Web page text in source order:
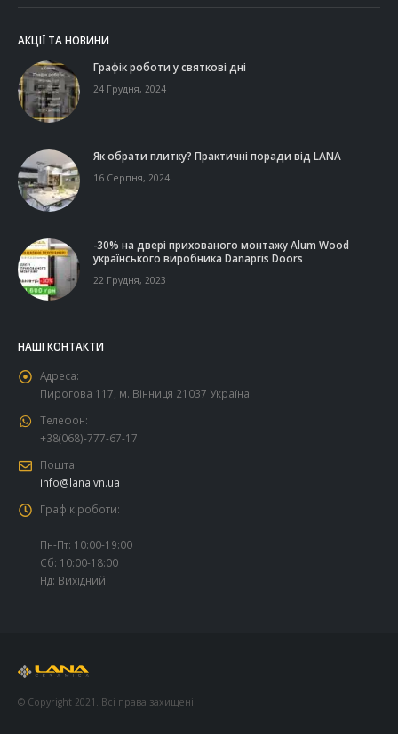
АКЦІЇ ТА НОВИНИ
Графік роботи у святкові дні
24 Грудня, 2024
Як обрати плитку? Практичні поради від LANA
16 Серпня, 2024
-30% на двері прихованого монтажу Alum Wood
українського виробника Danapris Doors
22 Грудня, 2023
НАШІ КОНТАКТИ
Адреса:
Пирогова 117, м. Вінниця 21037 Україна
Телефон:
+38(068)-777-67-17
Пошта:
info@lana.vn.ua
Графік роботи:
Пн-Пт: 10:00-19:00
Сб: 10:00-18:00
Нд: Вихідний
© Copyright 2021. Всі права захищені.